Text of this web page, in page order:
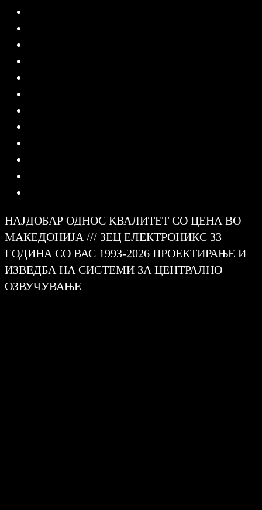
НАЈДОБАР ОДНОС КВАЛИТЕТ СО ЦЕНА ВО
МАКЕДОНИЈА /// ЗЕЦ ЕЛЕКТРОНИКС 33
ГОДИНА СО ВАС 1993-2026 ПРОЕКТИРАЊЕ И
ИЗВЕДБА НА СИСТЕМИ ЗА ЦЕНТРАЛНО
ОЗВУЧУВАЊЕ